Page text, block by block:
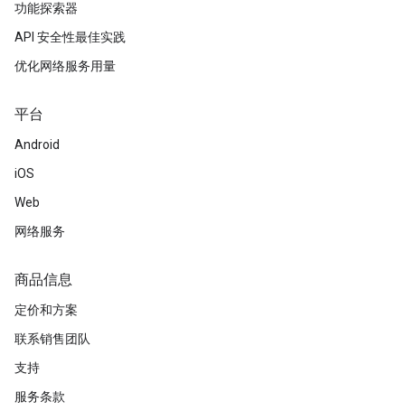
功能探索器
API 安全性最佳实践
优化网络服务用量
平台
Android
iOS
Web
网络服务
商品信息
定价和方案
联系销售团队
支持
服务条款